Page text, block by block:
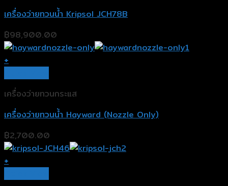
เครื่องว่ายทวนน้ำ Kripsol JCH78B
฿98,900.00
+
เครื่องว่ายทวนกระแส
เครื่องว่ายทวนน้ำ Hayward (Nozzle Only)
฿2,700.00
+